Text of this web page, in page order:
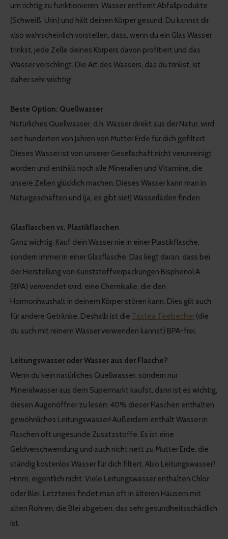
um richtig zu funktionieren. Wasser entfernt Abfallprodukte
(Schweiß, Urin) und hält deinen Körper gesund. Du kannst dir
also wahrscheinlich vorstellen, dass, wenn du ein Glas Wasser
trinkst, jede Zelle deines Körpers davon profitiert und das
Wasser verschlingt. Die Art des Wassers, das du trinkst, ist
daher sehr wichtig!
Beste Option: Quellwasser
Natürliches Quellwasser, d.h. Wasser direkt aus der Natur, wird
seit hunderten von Jahren von Mutter Erde für dich gefiltert.
Dieses Wasser ist von unserer Gesellschaft nicht verunreinigt
worden und enthält noch alle Mineralien und Vitamine, die
unsere Zellen glücklich machen. Dieses Wasser kann man in
Naturgeschäften und (ja, es gibt sie!) Wasserläden finden.
Glasflaschen vs. Plastikflaschen
Ganz wichtig: Kauf dein Wasser nie in einer Plastikflasche,
sondern immer in einer Glasflasche. Das liegt daran, dass bei
der Herstellung von Kunststoffverpackungen Bisphenol A
(BPA) verwendet wird; eine Chemikalie, die den
Hormonhaushalt in deinem Körper stören kann. Dies gilt auch
für andere Getränke. Deshalb ist die Tastea Teebecher (die
du auch mit reinem Wasser verwenden kannst) BPA-frei.
Leitungswasser oder Wasser aus der Flasche?
Wenn du kein natürliches Quellwasser, sondern nur
Mineralwasser aus dem Supermarkt kaufst, dann ist es wichtig,
diesen Augenöffner zu lesen: 40% dieser Flaschen enthalten
gewöhnliches Leitungswasser! Außerdem enthält Wasser in
Flaschen oft ungesunde Zusatzstoffe. Es ist eine
Geldverschwendung und auch nicht nett zu Mutter Erde, die
ständig kostenlos Wasser für dich filtert. Also Leitungswasser?
Hmm, eigentlich nicht. Viele Leitungswässer enthalten Chlor
oder Blei. Letzteres findet man oft in älteren Häusern mit
alten Rohren, die Blei abgeben, das sehr gesundheitsschädlich
ist.